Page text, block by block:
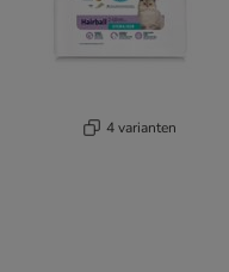
4 varianten